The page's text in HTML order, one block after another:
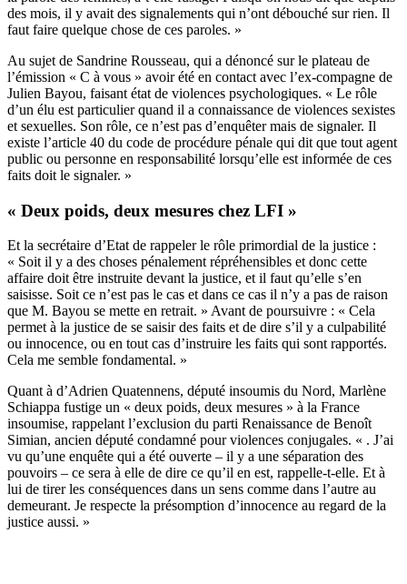
des mois, il y avait des signalements qui n’ont débouché sur rien. Il
faut faire quelque chose de ces paroles. »
Au sujet de Sandrine Rousseau, qui a dénoncé sur le plateau de
l’émission « C à vous » avoir été en contact avec l’ex-compagne de
Julien Bayou, faisant état de violences psychologiques. « Le rôle
d’un élu est particulier quand il a connaissance de violences sexistes
et sexuelles. Son rôle, ce n’est pas d’enquêter mais de signaler. Il
existe l’article 40 du code de procédure pénale qui dit que tout agent
public ou personne en responsabilité lorsqu’elle est informée de ces
faits doit le signaler. »
« Deux poids, deux mesures chez LFI »
Et la secrétaire d’Etat de rappeler le rôle primordial de la justice :
« Soit il y a des choses pénalement répréhensibles et donc cette
affaire doit être instruite devant la justice, et il faut qu’elle s’en
saisisse. Soit ce n’est pas le cas et dans ce cas il n’y a pas de raison
que M. Bayou se mette en retrait. » Avant de poursuivre : « Cela
permet à la justice de se saisir des faits et de dire s’il y a culpabilité
ou innocence, ou en tout cas d’instruire les faits qui sont rapportés.
Cela me semble fondamental. »
Quant à d’Adrien Quatennens, député insoumis du Nord, Marlène
Schiappa fustige un « deux poids, deux mesures » à la France
insoumise, rappelant l’exclusion du parti Renaissance de Benoît
Simian, ancien député condamné pour violences conjugales. « . J’ai
vu qu’une enquête qui a été ouverte – il y a une séparation des
pouvoirs – ce sera à elle de dire ce qu’il en est, rappelle-t-elle. Et à
lui de tirer les conséquences dans un sens comme dans l’autre au
demeurant. Je respecte la présomption d’innocence au regard de la
justice aussi. »